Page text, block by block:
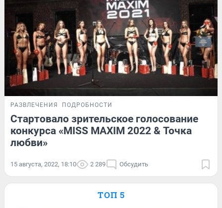
РАЗВЛЕЧЕНИЯ ПОДРОБНОСТИ
Стартовало зрительское голосование
конкурса «MISS MAXIM 2022 & Точка
любви»
15 августа, 2022, 18:10 2 289 Обсудить
ТОП 5